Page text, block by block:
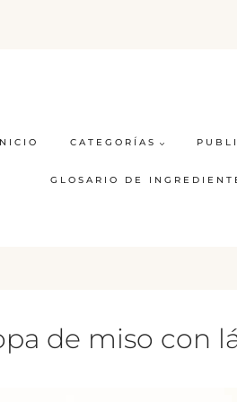
CATEGORÍAS
GLOSARIO DE
de miso con